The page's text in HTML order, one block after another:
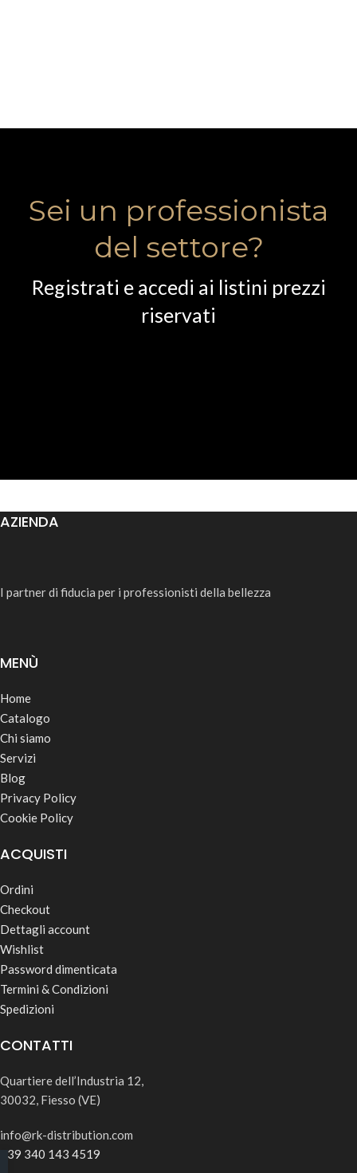
Sei un professionista
del settore?
Registrati e accedi ai listini prezzi
riservati
AZIENDA
I partner di fiducia per i professionisti della bellezza
MENÙ
Home
Catalogo
Chi siamo
Servizi
Blog
Privacy Policy
Cookie Policy
ACQUISTI
Ordini
Checkout
Dettagli account
Wishlist
Password dimenticata
Termini & Condizioni
Spedizioni
CONTATTI
Quartiere dell’Industria 12,
30032, Fiesso (VE)
info@rk-distribution.com
+39 340 143 4519